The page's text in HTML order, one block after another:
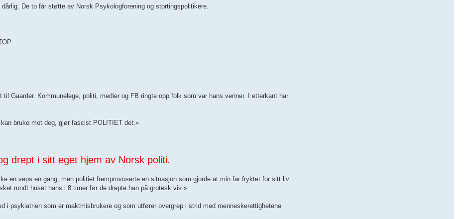
De to får støtte av Norsk Psykologforening og stortingspolitikere.
Gaarder. Kommunelege, politi, medier og FB ringte opp folk som var hans venner. I etterkant har
bruke mot deg, gjør fascist POLITIET det.»
drept i sitt eget hjem av Norsk politi.
en veps en gang, men politiet fremprovoserte en situasjon som gjorde at min far fryktet for sitt liv
rundt huset hans i 8 timer før de drepte han på grotesk vis.»
i psykiatrien som er maktmisbrukere og som utfører overgrep i strid med menneskerettighetene